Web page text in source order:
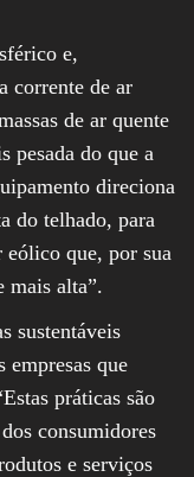
e,
corrente de ar
de ar quente
pesada do que a
direciona
do telhado, para
eólico que, por sua
mais alta”.
sustentáveis
empresas que
práticas são
consumidores
e serviços